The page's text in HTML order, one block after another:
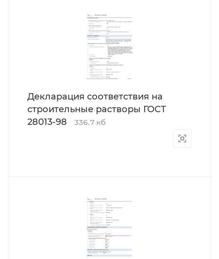
Декларация соответствия на
строительные растворы ГОСТ
28013-98
336.7 кб